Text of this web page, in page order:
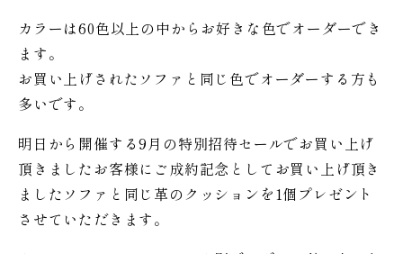
カラーは60色以上の中からお好きな色でオーダーでき
ます。
お買い上げされたソファと同じ色でオーダーする方も
多いです。
明日から開催する9月の特別招待セールでお買い上げ
頂きましたお客様にご成約記念としてお買い上げ頂き
ましたソファと同じ革のクッションを1個プレゼント
させていただきます。